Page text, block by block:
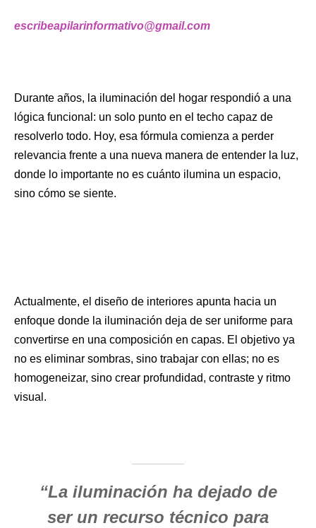
escribeapilarinformativo@gmail.com
Durante años, la iluminación del hogar respondió a una
lógica funcional: un solo punto en el techo capaz de
resolverlo todo. Hoy, esa fórmula comienza a perder
relevancia frente a una nueva manera de entender la luz,
donde lo importante no es cuánto ilumina un espacio,
sino cómo se siente.
Actualmente, el diseño de interiores apunta hacia un
enfoque donde la iluminación deja de ser uniforme para
convertirse en una composición en capas. El objetivo ya
no es eliminar sombras, sino trabajar con ellas; no es
homogeneizar, sino crear profundidad, contraste y ritmo
visual.
“La iluminación ha dejado de
ser un recurso técnico para